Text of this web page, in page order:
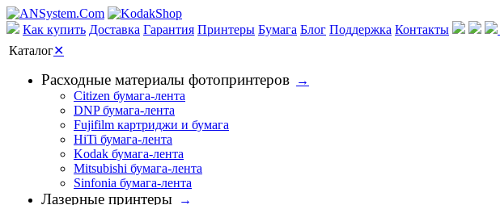
Как купить Доставка Гарантия Принтеры Бумага Блог Поддержка Контакты
Каталог✕
Расходные материалы фотопринтеров
→
Citizen бумага-лента
DNP бумага-лента
Fujifilm картриджи и бумага
HiTi бумага-лента
Kodak бумага-лента
Mitsubishi бумага-лента
Sinfonia бумага-лента
Лазерные принтеры
→